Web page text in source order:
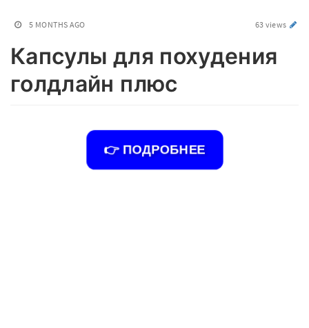
5 MONTHS AGO 63 views
Капсулы для похудения
голдлайн плюс
👉 ПОДРОБНЕЕ